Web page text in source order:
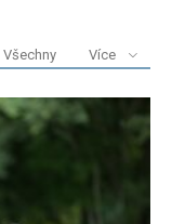
Všechny Více